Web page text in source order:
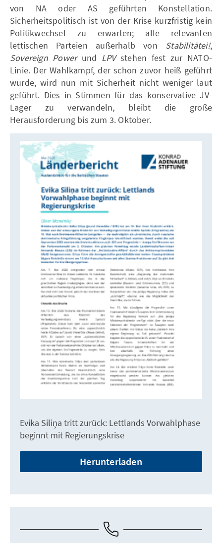
von NA oder AS geführten Konstellation.
Sicherheitspolitisch ist von der Krise kurzfristig kein
Politikwechsel zu erwarten; alle relevanten
lettischen Parteien außerhalb von Stabilitātei!,
Sovereign Powerund LPVstehen fest zur NATO-
Linie. Der Wahlkampf, der schon zuvor heiß geführt
wurde, wird nun mit Sicherheit nicht weniger laut
geführt. Dies in Stimmen für das konservative JV-
Lager zu verwandeln, bleibt die große
Herausforderung bis zum 3. Oktober.
Evika Siliņa tritt zurück: Lettlands Vorwahlphase
beginnt mit Regierungskrise
Herunterladen